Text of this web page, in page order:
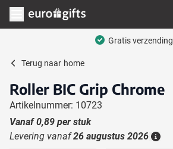
Ga naar de inhoud
Menu openen
Gratis verzending
Terug naar home
Roller BIC Grip Chrome
Artikelnummer: 10723
Vanaf0,89 per stuk
Levering vanaf26 augustus 2026